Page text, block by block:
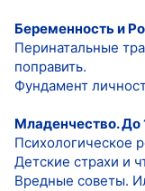
Беременность и
Перинатальные
поправить.
Фундамент
Младенчество. До
Психологическое
Детские страхи и
Вредные советы.